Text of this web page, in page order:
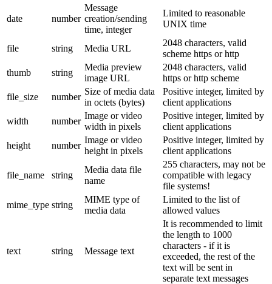
date number
Message
creation/sending
time, integer
Limited to reasonable
UNIX time
file string Media URL
2048 characters, valid
scheme https or http
thumb
string
Media preview
image URL
2048 characters, valid
https or http scheme
file_size
number
Size of media data
in octets (bytes)
Positive integer, limited by
client applications
width
number
Image or video
width in pixels
Positive integer, limited by
client applications
height
number
Image or video
height in pixels
Positive integer, limited by
client applications
file_name string
Media data file
name
255 characters, may not be
compatible with legacy
file systems!
mime_type string
MIME type of
media data
Limited to the list of
allowed values
text string Message text
It is recommended to limit
the length to 1000
characters - if it is
exceeded, the rest of the
text will be sent in
separate text messages